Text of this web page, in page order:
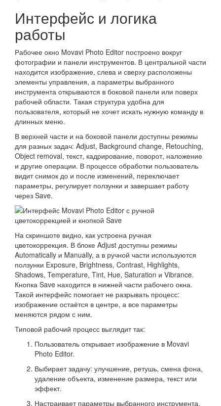
Интерфейс и логика
работы
Рабочее окно Movavi Photo Editor построено вокруг
фотографии и панели инструментов. В центральной части
находится изображение, слева и сверху расположены
элементы управления, а параметры выбранного
инструмента открываются в боковой панели или поверх
рабочей области. Такая структура удобна для
пользователя, который не хочет искать нужную команду в
длинных меню.
В верхней части и на боковой панели доступны режимы
для разных задач: Adjust, Background change, Retouching,
Object removal, текст, кадрирование, поворот, наложение
и другие операции. В процессе обработки пользователь
видит снимок до и после изменений, переключает
параметры, регулирует ползунки и завершает работу
через Save.
На скриншоте видно, как устроена ручная
цветокоррекция. В блоке Adjust доступны режимы
Automatically и Manually, а в ручной части используются
ползунки Exposure, Brightness, Contrast, Highlights,
Shadows, Temperature, Tint, Hue, Saturation и Vibrance.
Кнопка Save находится в нижней части рабочего окна.
Такой интерфейс помогает не разрывать процесс:
изображение остаётся в центре, а все параметры
меняются рядом с ним.
Типовой рабочий процесс выглядит так:
Пользователь открывает изображение в Movavi
Photo Editor.
Выбирает задачу: улучшение, ретушь, смена фона,
удаление объекта, изменение размера, текст или
эффект.
Настраивает параметры выбранного инструмента.